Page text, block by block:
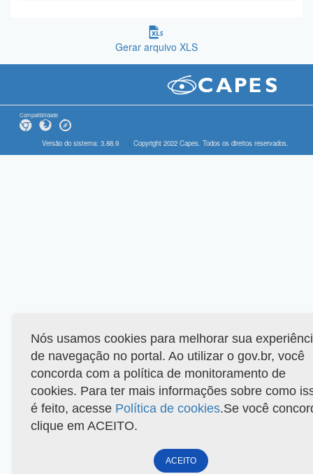
Gerar arquivo XLS
Compatibilidade
Versão do sistema: 3.88.9 Copyright 2022 Capes. Todos os direitos reservados.
Nós usamos cookies para melhorar sua
de navegação no portal. Ao utilizar o gov.br, você
concorda com a política de monitoramento de
cookies. Para ter mais informações sobre como
é feito, acesse Política de cookies.Se você
clique em ACEITO.
ACEITO